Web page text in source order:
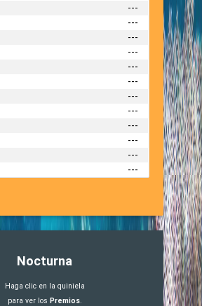
---
---
---
---
---
---
---
---
---
---
---
---
Nocturna
Haga clic en la quiniela
para ver los Premios.